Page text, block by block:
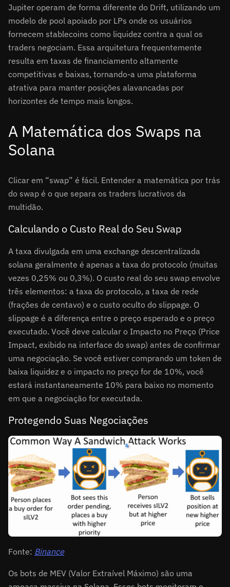
Jupiter operam de forma diferente do Drift, utilizando um
modelo de pool apoiado por LPs onde os usuários
fornecem stablecoins como liquidez contra a qual os
traders negociam. Essa arquitetura frequentemente
resulta em taxas de financiamento altamente
competitivas e baixas, tornando-a uma plataforma
atrativa para manter posições alavancadas por
horizontes de tempo mais longos.
A Matemática dos Swaps na
Solana
Clicar em “swap” é fácil. Entender a matemática por trás
do swap é o que separa os traders lucrativos da
multidão.
Calculando o Custo Real do Seu Swap
A taxa divulgada em uma exchange descentralizada
solana geralmente é apenas a taxa do protocolo (muitas
vezes 0,25% ou 0,3%). O custo real do seu swap envolve
três elementos: a taxa do protocolo, a taxa de rede
(frações de centavo) e o custo oculto do slippage. O
slippage é a diferença entre o preço esperado e o preço
executado. Você deve calcular o Impacto no Preço (Price
Impact, exibido na interface do swap) antes de confirmar
uma negociação. Se você estiver comprando um token de
baixa liquidez e o impacto no preço for de 10%, você
estará instantaneamente 10% para baixo no momento
em que a negociação for executada.
Protegendo Suas Negociações
Fonte: Binance
Os bots de MEV (Valor Extraível Máximo) são uma